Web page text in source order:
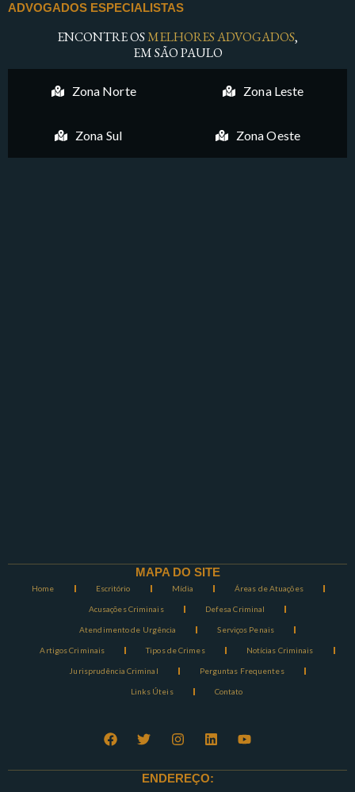
ADVOGADOS ESPECIALISTAS
ENCONTRE OSMELHORES ADVOGADOS,
EM SÃO PAULO
Zona Norte Zona Leste
Zona Sul Zona Oeste
MAPA DO SITE
Home Escritório Mídia Áreas de Atuações
Acusações Criminais Defesa Criminal
Atendimento de Urgência Serviços Penais
Artigos Criminais Tipos de Crimes Notícias Criminais
Jurisprudência Criminal Perguntas Frequentes
Links Úteis Contato
ENDEREÇO: